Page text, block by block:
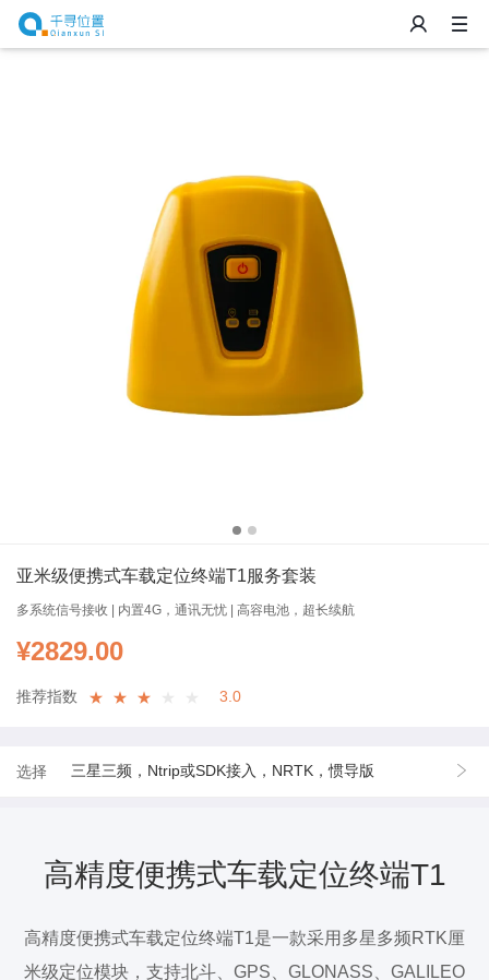
亚米级便携式车载定位终端T1服务套装
多系统信号接收 | 内置4G，通讯无忧 | 高容电池，超长续航
¥2829.00
推荐指数 ★ ★ ★ 3.0
选择 三星三频，Ntrip或SDK接入，NRTK，惯导版
高精度便携式车载定位终端T1
高精度便携式车载定位终端T1是一款采用多星多频RTK厘
米级定位模块，支持北斗、GPS、GLONASS、GALILEO